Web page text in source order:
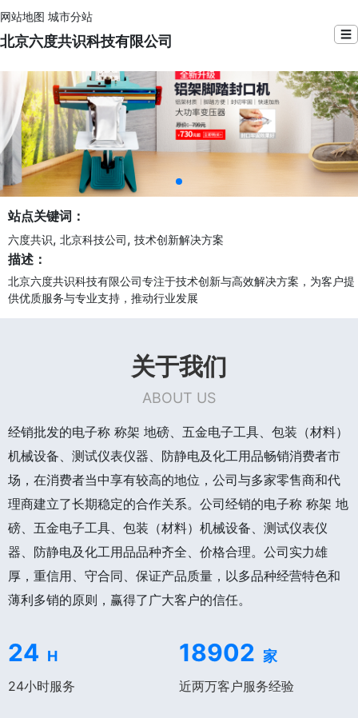
网站地图 城市分站
北京六度共识科技有限公司 ☰
站点关键词：
六度共识, 北京科技公司, 技术创新解决方案
描述：
北京六度共识科技有限公司专注于技术创新与高效解决方案，为客户提
供优质服务与专业支持，推动行业发展
关于我们
ABOUT US
经销批发的电子称 称架 地磅、五金电子工具、包装（材料）
机械设备、测试仪表仪器、防静电及化工用品畅销消费者市
场，在消费者当中享有较高的地位，公司与多家零售商和代
理商建立了长期稳定的合作关系。公司经销的电子称 称架 地
磅、五金电子工具、包装（材料）机械设备、测试仪表仪
器、防静电及化工用品品种齐全、价格合理。公司实力雄
厚，重信用、守合同、保证产品质量，以多品种经营特色和
薄利多销的原则，赢得了广大客户的信任。
24 H
24小时服务
18902 家
近两万客户服务经验